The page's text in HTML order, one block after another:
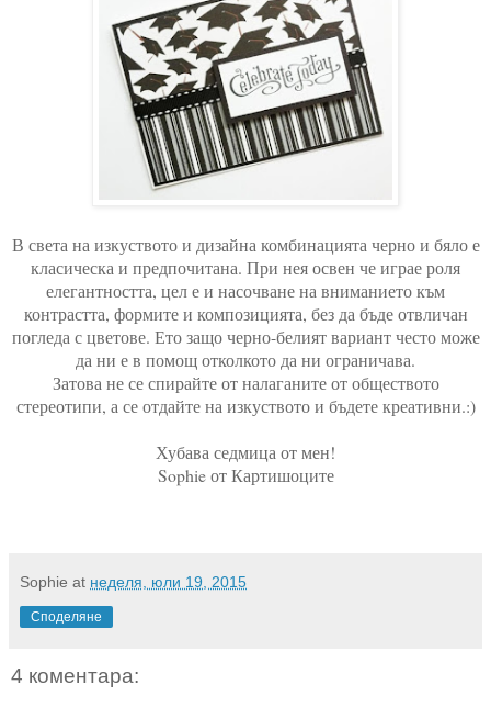
В света на изкуството и дизайна комбинацията черно и бяло е
класическа и предпочитана. При нея освен че играе роля
елегантността, цел е и насочване на вниманието към
контрастта, формите и композицията, без да бъде отвличан
погледа с цветове. Ето защо черно-белият вариант често може
да ни е в помощ отколкото да ни ограничава.
Затова не се спирайте от налаганите от обществото
стереотипи, а се отдайте на изкуството и бъдете креативни.:)
Хубава седмица от мен!
Sophie от Картишоците
Sophie at неделя, юли 19, 2015
Споделяне
4 коментара: